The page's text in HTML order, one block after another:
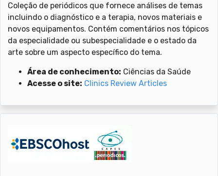
Coleção de periódicos que fornece análises de temas
incluindo o diagnóstico e a terapia, novos materiais e
novos equipamentos. Contém comentários nos tópicos
da especialidade ou subespecialidade e o estado da
arte sobre um aspecto específico do tema.
Área de conhecimento: Ciências da Saúde
Acesse o site: Clinics Review Articles